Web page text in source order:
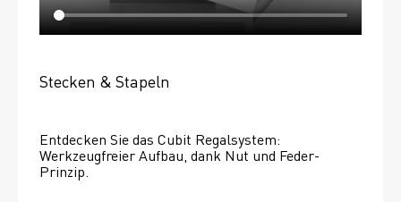
Stecken & Stapeln
Entdecken Sie das Cubit Regalsystem:
Werkzeugfreier Aufbau, dank Nut und Feder-
Prinzip.